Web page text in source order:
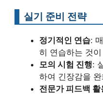
실기 준비 전략
정기적인 연습:
히 연습하는 것
모의 시험 진행:
하여 긴장감을
전문가 피드백 활